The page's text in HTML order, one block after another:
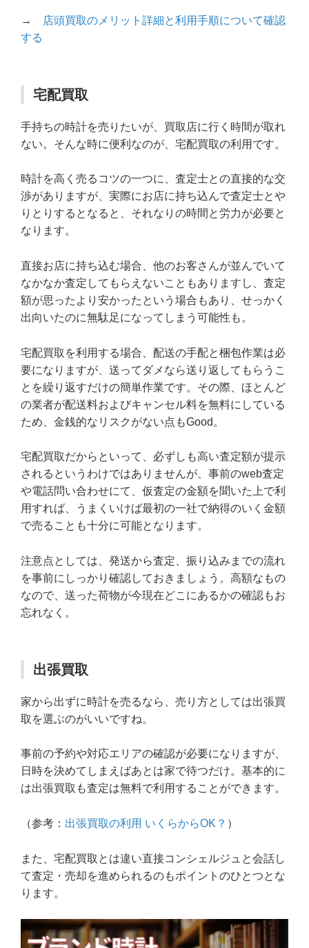
→
店頭買取のメリット詳細と利用手順について確認
する
宅配買取
手持ちの時計を売りたいが、買取店に行く時間が取れ
ない。そんな時に便利なのが、宅配買取の利用です。
時計を高く売るコツの一つに、査定士との直接的な交
渉がありますが、実際にお店に持ち込んで査定士とや
りとりするとなると、それなりの時間と労力が必要と
なります。
直接お店に持ち込む場合、他のお客さんが並んでいて
なかなか査定してもらえないこともありますし、査定
額が思ったより安かったという場合もあり、せっかく
出向いたのに無駄足になってしまう可能性も。
宅配買取を利用する場合、配送の手配と梱包作業は必
要になりますが、送ってダメなら送り返してもらうこ
とを繰り返すだけの簡単作業です。その際、ほとんど
の業者が配送料およびキャンセル料を無料にしている
ため、金銭的なリスクがない点もGood。
宅配買取だからといって、必ずしも高い査定額が提示
されるというわけではありませんが、事前のweb査定
や電話問い合わせにて、仮査定の金額を聞いた上で利
用すれば、うまくいけば最初の一社で納得のいく金額
で売ることも十分に可能となります。
注意点としては、発送から査定、振り込みまでの流れ
を事前にしっかり確認しておきましょう。高額なもの
なので、送った荷物が今現在どこにあるかの確認もお
忘れなく。
出張買取
家から出ずに時計を売るなら、売り方としては出張買
取を選ぶのがいいですね。
事前の予約や対応エリアの確認が必要になりますが、
日時を決めてしまえばあとは家で待つだけ。基本的に
は出張買取も査定は無料で利用することができます。
（参考： 出張買取の利用 いくらからOK？ ）
また、宅配買取とは違い直接コンシェルジュと会話し
て査定・売却を進められるのもポイントのひとつとな
ります。